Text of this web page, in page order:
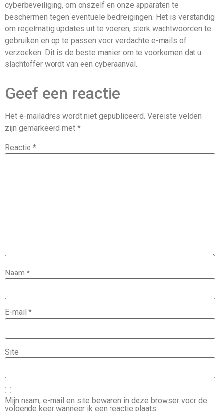
cyberbeveiliging, om onszelf en onze apparaten te
beschermen tegen eventuele bedreigingen. Het is verstandig
om regelmatig updates uit te voeren, sterk wachtwoorden te
gebruiken en op te passen voor verdachte e-mails of
verzoeken. Dit is de beste manier om te voorkomen dat u
slachtoffer wordt van een cyberaanval.
Geef een reactie
Het e-mailadres wordt niet gepubliceerd. Vereiste velden
zijn gemarkeerd met *
Reactie *
Naam *
E-mail *
Site
Mijn naam, e-mail en site bewaren in deze browser voor de
volgende keer wanneer ik een reactie plaats.